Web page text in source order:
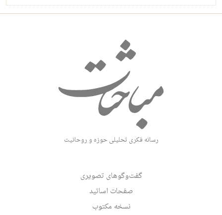
رسانه فکری تحلیلی حوزه و روحانیت
گفت‌وگوهای تصویری
صفحات اساتید
نسخه مکتوب